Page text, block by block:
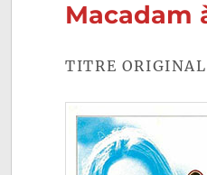
Macadam
TITRE